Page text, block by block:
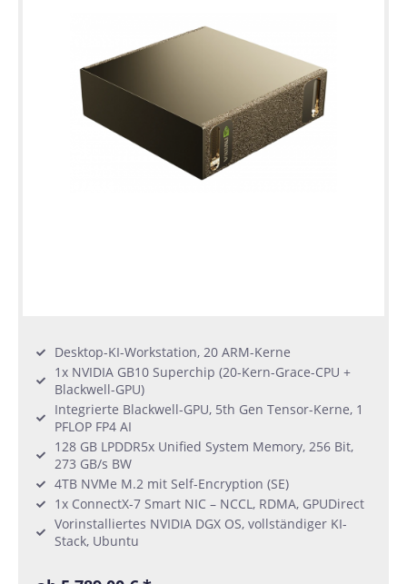
Server
Desktop-KI-Workstation, 20 ARM-Kerne
1x NVIDIA GB10 Superchip (20-Kern-Grace-CPU +
Blackwell-GPU)
Integrierte Blackwell-GPU, 5th Gen Tensor-Kerne, 1
PFLOP FP4 AI
128 GB LPDDR5x Unified System Memory, 256 Bit,
273 GB/s BW
4TB NVMe M.2 mit Self-Encryption (SE)
1x ConnectX-7 Smart NIC – NCCL, RDMA, GPUDirect
Vorinstalliertes NVIDIA DGX OS, vollständiger KI-
Stack, Ubuntu